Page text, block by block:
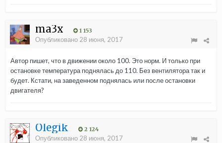
ma3x 1 153
Опубликовано 28 июня, 2017
Автор пишет, что в движении около 100. Это норм. И только при
остановке температура поднялась до 110. Без вентилятора так и
будет. Кстати, на заведенном поднялась или после остановки
двигателя?
Olegik 2 124
Опубликовано 28 июня, 2017